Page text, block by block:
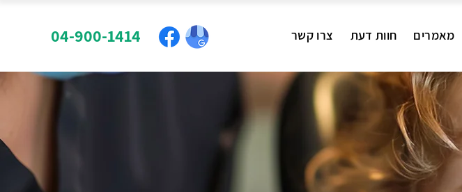
04-900-1414 מאמרים חוות דעת צרו קשר